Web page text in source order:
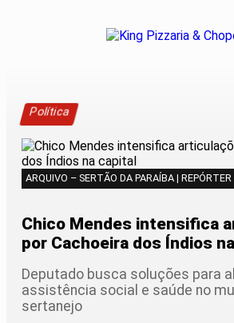
Política
ARQUIVO – SERTÃO DA PARAÍBA |
Chico Mendes intensifica
por Cachoeira dos Índios
Deputado busca soluções para
assistência social e saúde no
sertanejo